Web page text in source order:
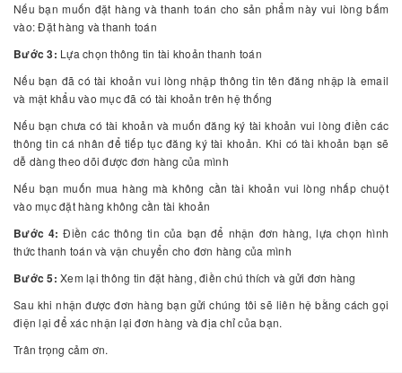
Nếu bạn muốn đặt hàng và thanh toán cho sản phẩm này vui lòng bấm
vào: Đặt hàng và thanh toán
Bước 3: Lựa chọn thông tin tài khoản thanh toán
Nếu bạn đã có tài khoản vui lòng nhập thông tin tên đăng nhập là email
và mật khẩu vào mục đã có tài khoản trên hệ thống
Nếu bạn chưa có tài khoản và muốn đăng ký tài khoản vui lòng điền các
thông tin cá nhân để tiếp tục đăng ký tài khoản. Khi có tài khoản bạn sẽ
dễ dàng theo dõi được đơn hàng của mình
Nếu bạn muốn mua hàng mà không cần tài khoản vui lòng nhấp chuột
vào mục đặt hàng không cần tài khoản
Bước 4: Điền các thông tin của bạn để nhận đơn hàng, lựa chọn hình
thức thanh toán và vận chuyển cho đơn hàng của mình
Bước 5: Xem lại thông tin đặt hàng, điền chú thích và gửi đơn hàng
Sau khi nhận được đơn hàng bạn gửi chúng tôi sẽ liên hệ bằng cách gọi
điện lại để xác nhận lại đơn hàng và địa chỉ của bạn.
Trân trọng cảm ơn.